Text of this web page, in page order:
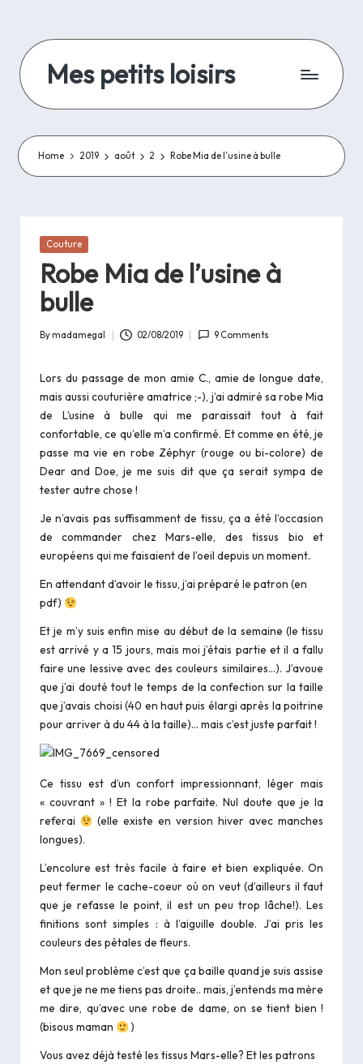
content
Mes petits loisirs
lecture,
de
la
travaux
d'aiguilles
et
bricolage..
Home 2019 août 2 Robe Mia de l’usine à bulle
Posted
Couture
Robe Mia de l’usine à
bulle
Posted
Bymadamegal 02/08/2019 9 Comments
Lors du passage de mon amie C., amie de longue date,
mais aussi couturière amatrice ;-), j’ai admiré sa robe Mia
de L’usine à bulle qui me paraissait tout à fait
confortable, ce qu’elle m’a confirmé. Et comme en été, je
passe ma vie en robe Zéphyr (rouge oubi-colore) de
Dear and Doe, je me suis dit que ça serait sympa de
tester autre chose !
Je n’avais pas suffisamment de tissu, ça a été l’occasion
de commander chezMars-elle, des tissus bio et
européens qui me faisaient de l’oeil depuis un moment.
En attendant d’avoir le tissu, j’ai préparé le patron (en
pdf)
Et je m’y suis enfin mise au début de la semaine (le tissu
est arrivé y a 15 jours, mais moi j’étais partie et il a fallu
faire une lessive avec des couleurs similaires…). J’avoue
que j’ai douté tout le temps de la confection sur la taille
que j’avais choisi (40 en haut puis élargi après la poitrine
pour arriver à du 44 à la taille)… mais c’est juste parfait !
Ce tissu est d’un confort impressionnant, léger mais
« couvrant » ! Et la robe parfaite. Nul doute que je la
referai
(elle existe en version hiver avec manches
longues).
L’encolure est très facile à faire et bien expliquée. On
peut fermer le cache-coeur où on veut (d’ailleurs il faut
que je refasse le point, il est un peu trop lâche!). Les
finitions sont simples : à l’aiguille double. J’ai pris les
couleurs des pétales de fleurs.
Mon seul problème c’est que ça baille quand je suis assise
et que je ne me tiens pas droite.. mais, j’entends ma mère
me dire, qu’avec une robe de dame, on se tient bien !
(bisous maman
)
Vous avez déjà testé les tissus Mars-elle? Et les patrons